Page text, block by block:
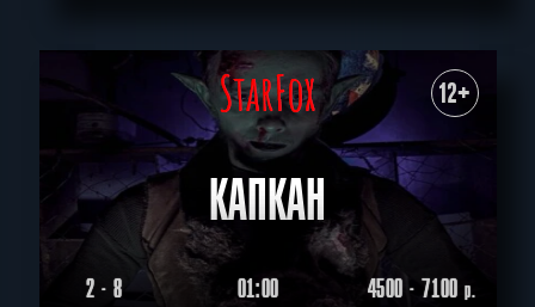
12+
КАПКАН
2 - 8 01:00 4500 - 7100р.